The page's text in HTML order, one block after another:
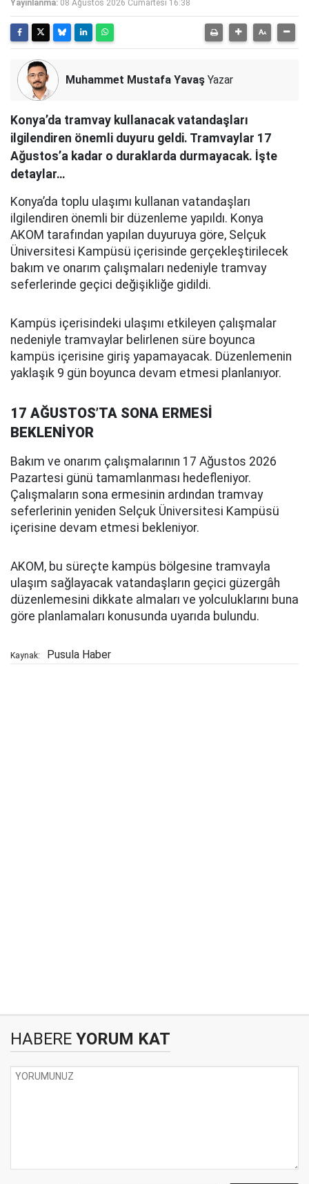
Yayınlanma: 08 Ağustos 2026 Cumartesi 16:38
Muhammet Mustafa Yavaş Yazar
Konya’da tramvay kullanacak vatandaşları
ilgilendiren önemli duyuru geldi. Tramvaylar 17
Ağustos’a kadar o duraklarda durmayacak. İşte
detaylar…
Konya’da toplu ulaşımı kullanan vatandaşları
ilgilendiren önemli bir düzenleme yapıldı. Konya
AKOM tarafından yapılan duyuruya göre, Selçuk
Üniversitesi Kampüsü içerisinde gerçekleştirilecek
bakım ve onarım çalışmaları nedeniyle tramvay
seferlerinde geçici değişikliğe gidildi.
Kampüs içerisindeki ulaşımı etkileyen çalışmalar
nedeniyle tramvaylar belirlenen süre boyunca
kampüs içerisine giriş yapamayacak. Düzenlemenin
yaklaşık 9 gün boyunca devam etmesi planlanıyor.
17 AĞUSTOS’TA SONA ERMESİ
BEKLENİYOR
Bakım ve onarım çalışmalarının 17 Ağustos 2026
Pazartesi günü tamamlanması hedefleniyor.
Çalışmaların sona ermesinin ardından tramvay
seferlerinin yeniden Selçuk Üniversitesi Kampüsü
içerisine devam etmesi bekleniyor.
AKOM, bu süreçte kampüs bölgesine tramvayla
ulaşım sağlayacak vatandaşların geçici güzergâh
düzenlemesini dikkate almaları ve yolculuklarını buna
göre planlamaları konusunda uyarıda bulundu.
Kaynak: Pusula Haber
HABERE YORUM KAT